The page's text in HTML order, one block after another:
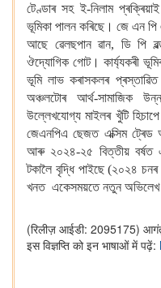
টেণ্ডাৰ সহ ই-নিলাম
ভূমিকা পালন কৰিছে। জে এন
আছে ৱেলছপান ৱান, ডি পি
ঔদ্যোগিক গোট। কাৰ্য্যকৰী
ভূমি লাভ কৰাসকলৰ
অঞ্চলটোৰ আৰ্থ-সামাজিক
উল্লেখযোগ্য মাইলৰ খুঁটি
জেএনপিএ ছেজত এক্সিম
আৰু ২০২৪-২৫ বিত্তীয়
টকালৈ বৃদ্ধি পাইছে (২০২৪ চনৰ
খনত একেসময়তে নতুন অভিলেখ
(रिलीज़ आईडी: 2095175)
इस विज्ञप्ति को इन भाषाओं में पढ़ें: